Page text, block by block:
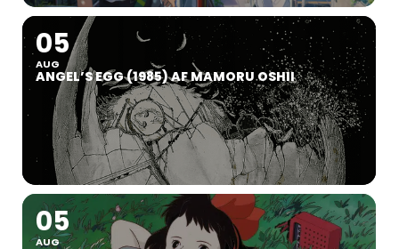
05
AUG
ANGEL’S EGG (1985) AF MAMORU OSHII
05
AUG